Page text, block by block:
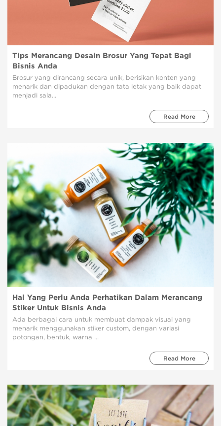
Tips Merancang Desain Brosur Yang Tepat Bagi
Bisnis Anda
Brosur yang dirancang secara unik, berisikan konten yang
menarik dan dipadukan dengan tata letak yang baik dapat
menjadi sala...
Read More
Hal Yang Perlu Anda Perhatikan Dalam Merancang
Stiker Untuk Bisnis Anda
Ada berbagai cara untuk membuat dampak visual yang
menarik menggunakan stiker custom, dengan variasi
potongan, bentuk, warna ...
Read More